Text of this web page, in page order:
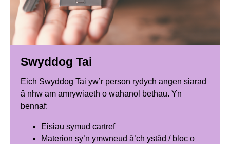
Swyddog Tai
Eich Swyddog Tai yw’r person rydych angen siarad
â nhw am amrywiaeth o wahanol bethau. Yn
bennaf:
Eisiau symud cartref
Materion sy’n ymwneud â’ch ystâd / bloc o